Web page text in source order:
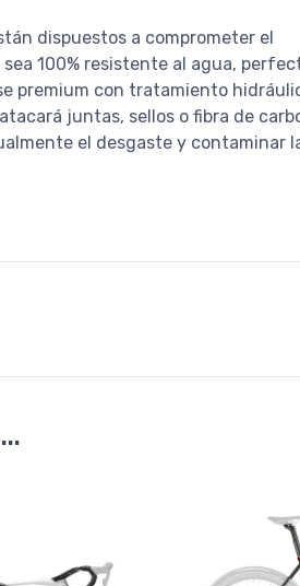
dispuestos a comprometer el
100% resistente al agua,
premium con tratamiento
juntas, sellos o fibra de
el desgaste y contaminar